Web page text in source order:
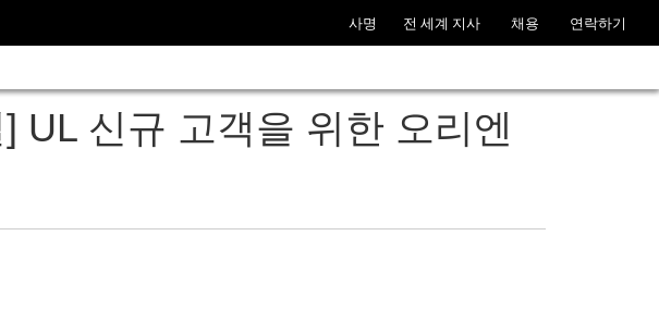
사명 전 세계 지사 채용 연락하기
UL 신규 고객을 위한 오리엔